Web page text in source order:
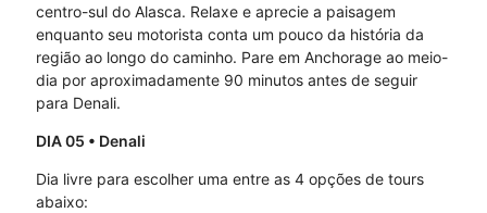
centro-sul do Alasca. Relaxe e aprecie a paisagem
enquanto seu motorista conta um pouco da história da
região ao longo do caminho. Pare em Anchorage ao meio-
dia por aproximadamente 90 minutos antes de seguir
para Denali.
DIA 05 • Denali
Dia livre para escolher uma entre as 4 opções de tours
abaixo: